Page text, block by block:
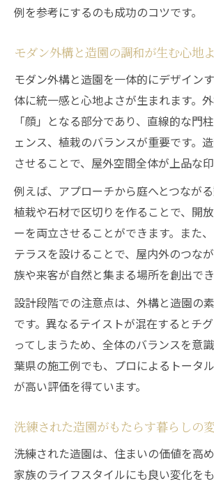
例を参考にするのも成功のコツです。
モダン外構と造園の調和が生む心地
モダン外構と造園を一体的にデザイン
体に統一感と心地よさが生まれます。
「顔」となる部分であり、直線的な門
ェンス、植栽のバランスが重要です。
させることで、屋外空間全体が上品な印
例えば、アプローチから庭へとつながる
植栽や石材で区切りを作ることで、開
ーを両立させることができます。また
テラスを設けることで、屋内外のつな
族や来客が自然と集まる場所を創出でき
設計段階での注意点は、外構と造園の
です。異なるテイストが混在するとチ
ってしまうため、全体のバランスを意
葉県の施工例でも、プロによるトータ
が高い評価を得ています。
洗練された造園がもたらす暮らしの
洗練された造園は、住まいの価値を高め
家族のライフスタイルにも良い変化を